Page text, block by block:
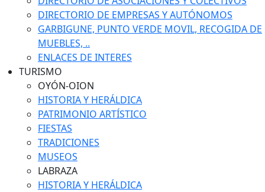
DIRECTORIO DE EMPRESAS Y AUTÓNOMOS
GARBIGUNE, PUNTO VERDE MOVIL, RECOGIDA DE
MUEBLES, ..
ENLACES DE INTERES
TURISMO
OYÓN-OION
HISTORIA Y HERÁLDICA
PATRIMONIO ARTÍSTICO
FIESTAS
TRADICIONES
MUSEOS
LABRAZA
HISTORIA Y HERÁLDICA